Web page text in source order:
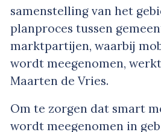
samenstelling van het
planproces tussen
marktpartijen, waarbij
wordt meegenomen,
Maarten de Vries.
Om te zorgen dat smart
wordt meegenomen in